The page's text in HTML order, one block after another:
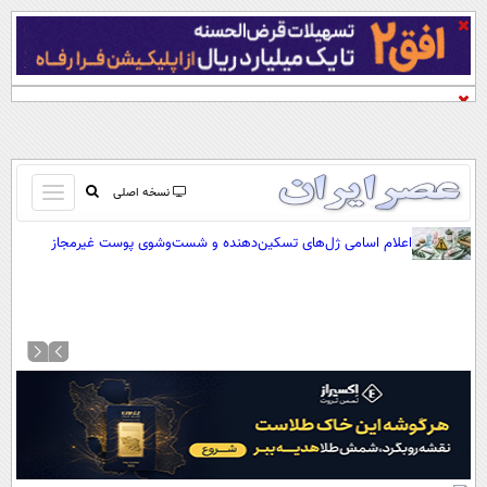
نسخه اصلی
باز
و
بسته
صفحه اول
پیوند ها
سواد زندگی
اعلام اسامی ژل‌های تسکین‌دهنده و شست‌وشوی پوست غیرمجاز